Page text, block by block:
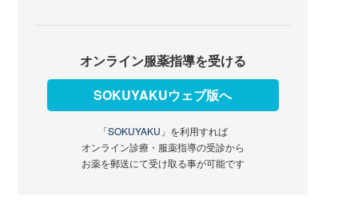
オンライン服薬指導を受ける
SOKUYAKUウェブ版へ
「SOKUYAKU」 を利用すれば
オンライン診療・服薬指導の受診から
お薬を郵送にて受け取る事が可能です